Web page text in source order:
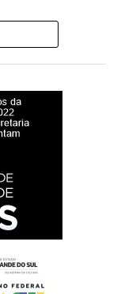
Schell, 5340
é
de
é
o